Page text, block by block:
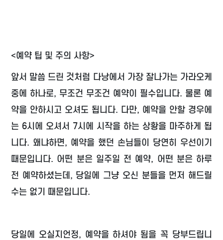
<예약 팁 및 주의 사항>
앞서 말씀 드린 것처럼 다낭에서 가장 잘나가는 가라오케
중에 하나로, 무조건 무조건 예약이 필수입니다. 물론 예
약을 안하시고 오셔도 됩니다. 다만, 예약을 안할 경우에
는 6시에 오셔서 7시에 시작을 하는 상황을 마주하게 됩
니다. 왜냐하면, 예약을 했던 손님들이 당연히 우선이기
때문입니다. 어떤 분은 일주일 전 예약, 어떤 분은 하루
전 예약하셨는데, 당일에 그냥 오신 분들을 먼저 해드릴
수는 없기 때문입니다.
당일에 오실지언정, 예약을 하셔야 됨을 꼭 당부드립니